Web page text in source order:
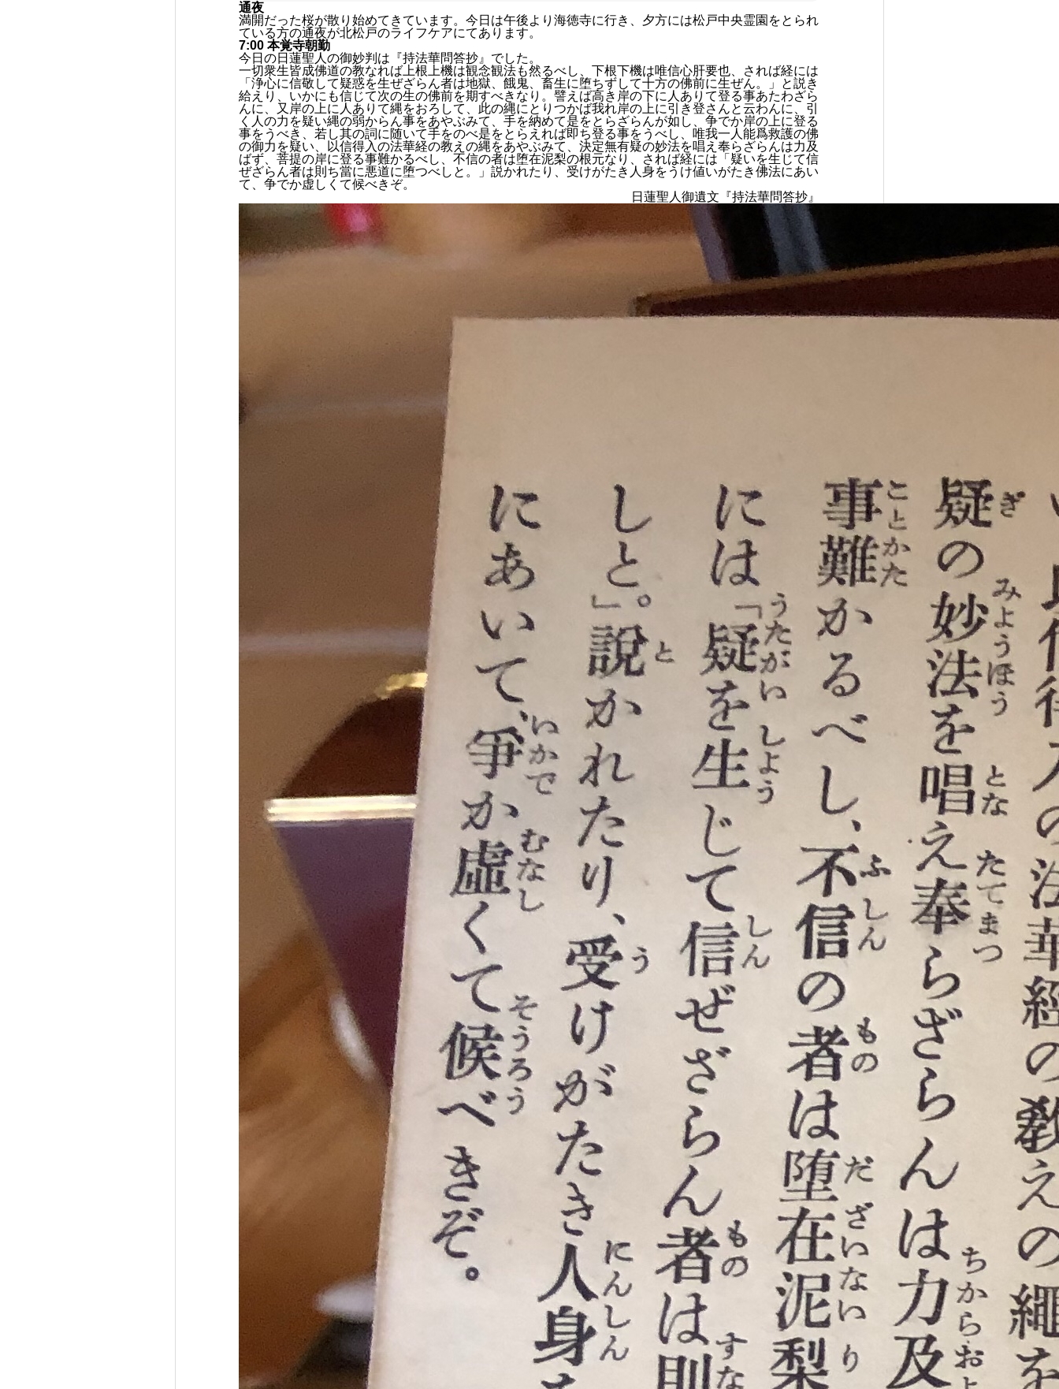
通夜
満開だった桜が散り始めてきています。今日は午後より海徳寺に行き、夕方には松戸中央霊園をとられ
ている方の通夜が北松戸のライフケアにてあります。
7:00 本覚寺朝勤
今日の日蓮聖人の御妙判は『持法華問答抄』でした。
一切衆生皆成佛道の教なれば上根上機は観念観法も然るべし、下根下機は唯信心肝要也、されば経には
「浄心に信敬して疑惑を生ぜざらん者は地獄、餓鬼、畜生に堕ちずして十方の佛前に生ぜん。」と説き
給えり、いかにも信じて次の生の佛前を期すべきなり。譬えば高き岸の下に人ありて登る事あたわざら
んに、又岸の上に人ありて縄をおろして、此の縄にとりつかば我れ岸の上に引き登さんと云わんに、引
く人の力を疑い縄の弱からん事をあやぶみて、手を納めて是をとらざらんが如し、争でか岸の上に登る
事をうべき、若し其の詞に随いて手をのべ是をとらえれば即ち登る事をうべし、唯我一人能爲救護の佛
の御力を疑い、以信得入の法華経の教えの縄をあやぶみて、決定無有疑の妙法を唱え奉らざらんは力及
ばず、菩提の岸に登る事難かるべし、不信の者は堕在泥梨の根元なり、されば経には「疑いを生じて信
ぜざらん者は則ち當に悪道に堕つべしと。」説かれたり、受けがたき人身をうけ値いがたき佛法にあい
て、争でか虚しくて候べきぞ。
日蓮聖人御遺文『持法華問答抄』